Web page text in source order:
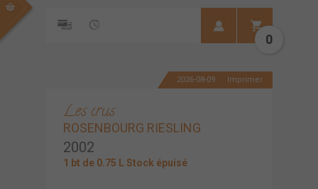
CONTACT
0
2026-08-09 Imprimer
Les crus
ROSENBOURG RIESLING
2002
1 bt de 0.75 L Stock épuisé